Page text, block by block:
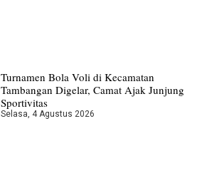
Turnamen Bola Voli di Kecamatan
Tambangan Digelar, Camat Ajak Junjung
Sportivitas
Selasa, 4 Agustus 2026